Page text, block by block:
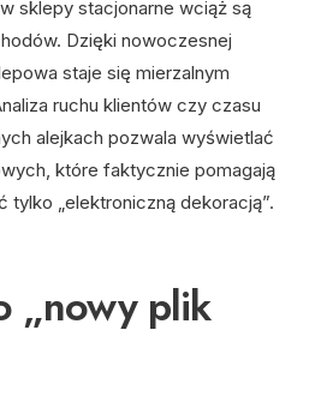
sklepy stacjonarne wciąż są
Dzięki nowoczesnej
staje się mierzalnym
ruchu klientów czy czasu
alejkach pozwala wyświetlać
które faktycznie pomagają
tylko „elektroniczną dekoracją”.
„nowy plik